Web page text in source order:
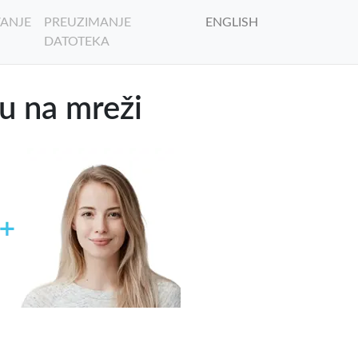
PREUZIMANJE
DATOTEKA
ENGLISH
na mreži